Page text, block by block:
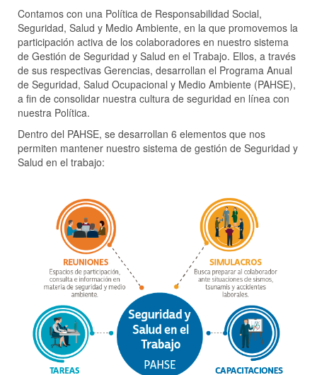
Contamos con una Política de Responsabilidad Social,
Seguridad, Salud y Medio Ambiente, en la que promovemos la
participación activa de los colaboradores en nuestro sistema
de Gestión de Seguridad y Salud en el Trabajo. Ellos, a través
de sus respectivas Gerencias, desarrollan el Programa Anual
de Seguridad, Salud Ocupacional y Medio Ambiente (PAHSE),
a fin de consolidar nuestra cultura de seguridad en línea con
nuestra Política.
Dentro del PAHSE, se desarrollan 6 elementos que nos
permiten mantener nuestro sistema de gestión de Seguridad y
Salud en el trabajo: